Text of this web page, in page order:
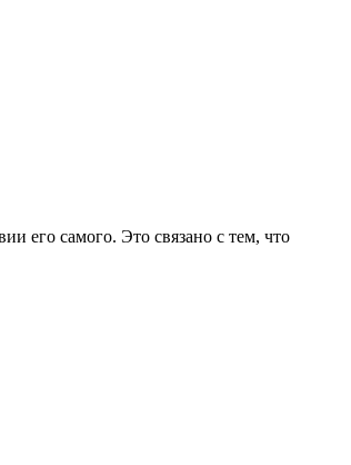
его самого. Это связано с тем, что